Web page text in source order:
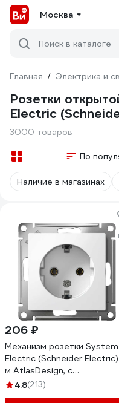
Москва
Поиск в каталоге
Главная / Электрика и
Розетки
Electric
3000 товаров
По
Наличие в магазинах
206 ₽
Механизм розетки
Electric (Schneider Electric)
м AtlasDesign, с
заземлением, 16 А, белый
4.8(213)